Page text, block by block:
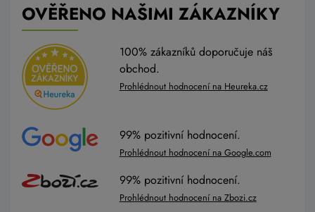
OVĚŘENO NAŠIMI ZÁKAZNÍKY
100% zákazníků doporučuje náš
obchod.
Prohlédnout hodnocení na Heureka.cz
99% pozitivní hodnocení.
Prohlédnout hodnocení na Google.com
99% pozitivní hodnocení.
Prohlédnout hodnocení na Zbozi.cz